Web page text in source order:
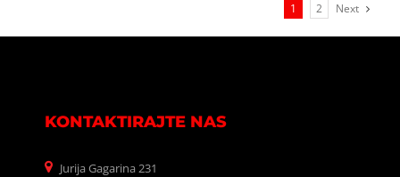
1 2 Next
KONTAKTIRAJTE NAS
Jurija Gagarina 231